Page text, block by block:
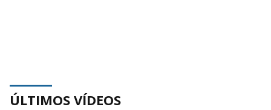
ÚLTIMOS VÍDEOS